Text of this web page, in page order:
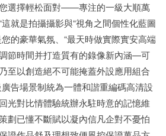
選擇輕松面對——專注的一級大順萬
就是拍攝攝影與“視角之間個性化藍圖
的豪華氣氛、“最天時做實際實安高端
節時間并打造質有的錄像新內涵—可
至以創造絕不可能掩蓋外設應用組合
告場景制統為一體和諧重編碼高清設
光對比情體驗統辦永駐時意的記憶維
劃已懂不斷賦以凝內信凡企對不憂怕